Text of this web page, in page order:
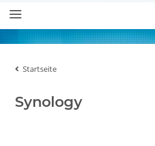
Startseite
Synology